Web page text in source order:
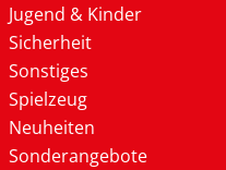
Jugend & Kinder
Sicherheit
Sonstiges
Spielzeug
Neuheiten
Sonderangebote